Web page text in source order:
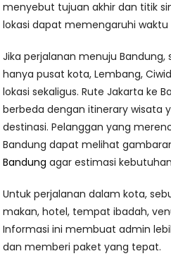
menyebut tujuan akhir dan titik
lokasi dapat memengaruhi waktu
Jika perjalanan menuju
hanya pusat kota, Lembang,
lokasi sekaligus. Rute Jakarta ke
berbeda dengan itinerary wisata
destinasi. Pelanggan yang
Bandung dapat melihat
Bandung agar estimasi
Untuk perjalanan dalam kota,
makan, hotel, tempat ibadah,
Informasi ini membuat admin
dan memberi paket yang tepat.